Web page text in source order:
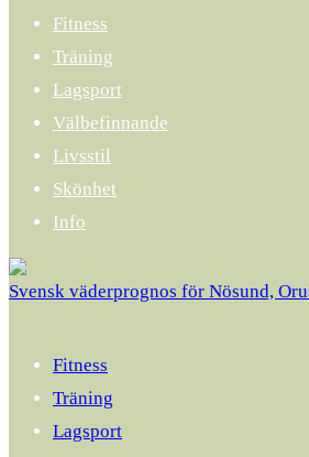
Fitness
Träning
Lagsport
Välbefinnande
Livsstil
Skönhet
Info
Svensk väderprognos för Nösund,
Fitness
Träning
Lagsport